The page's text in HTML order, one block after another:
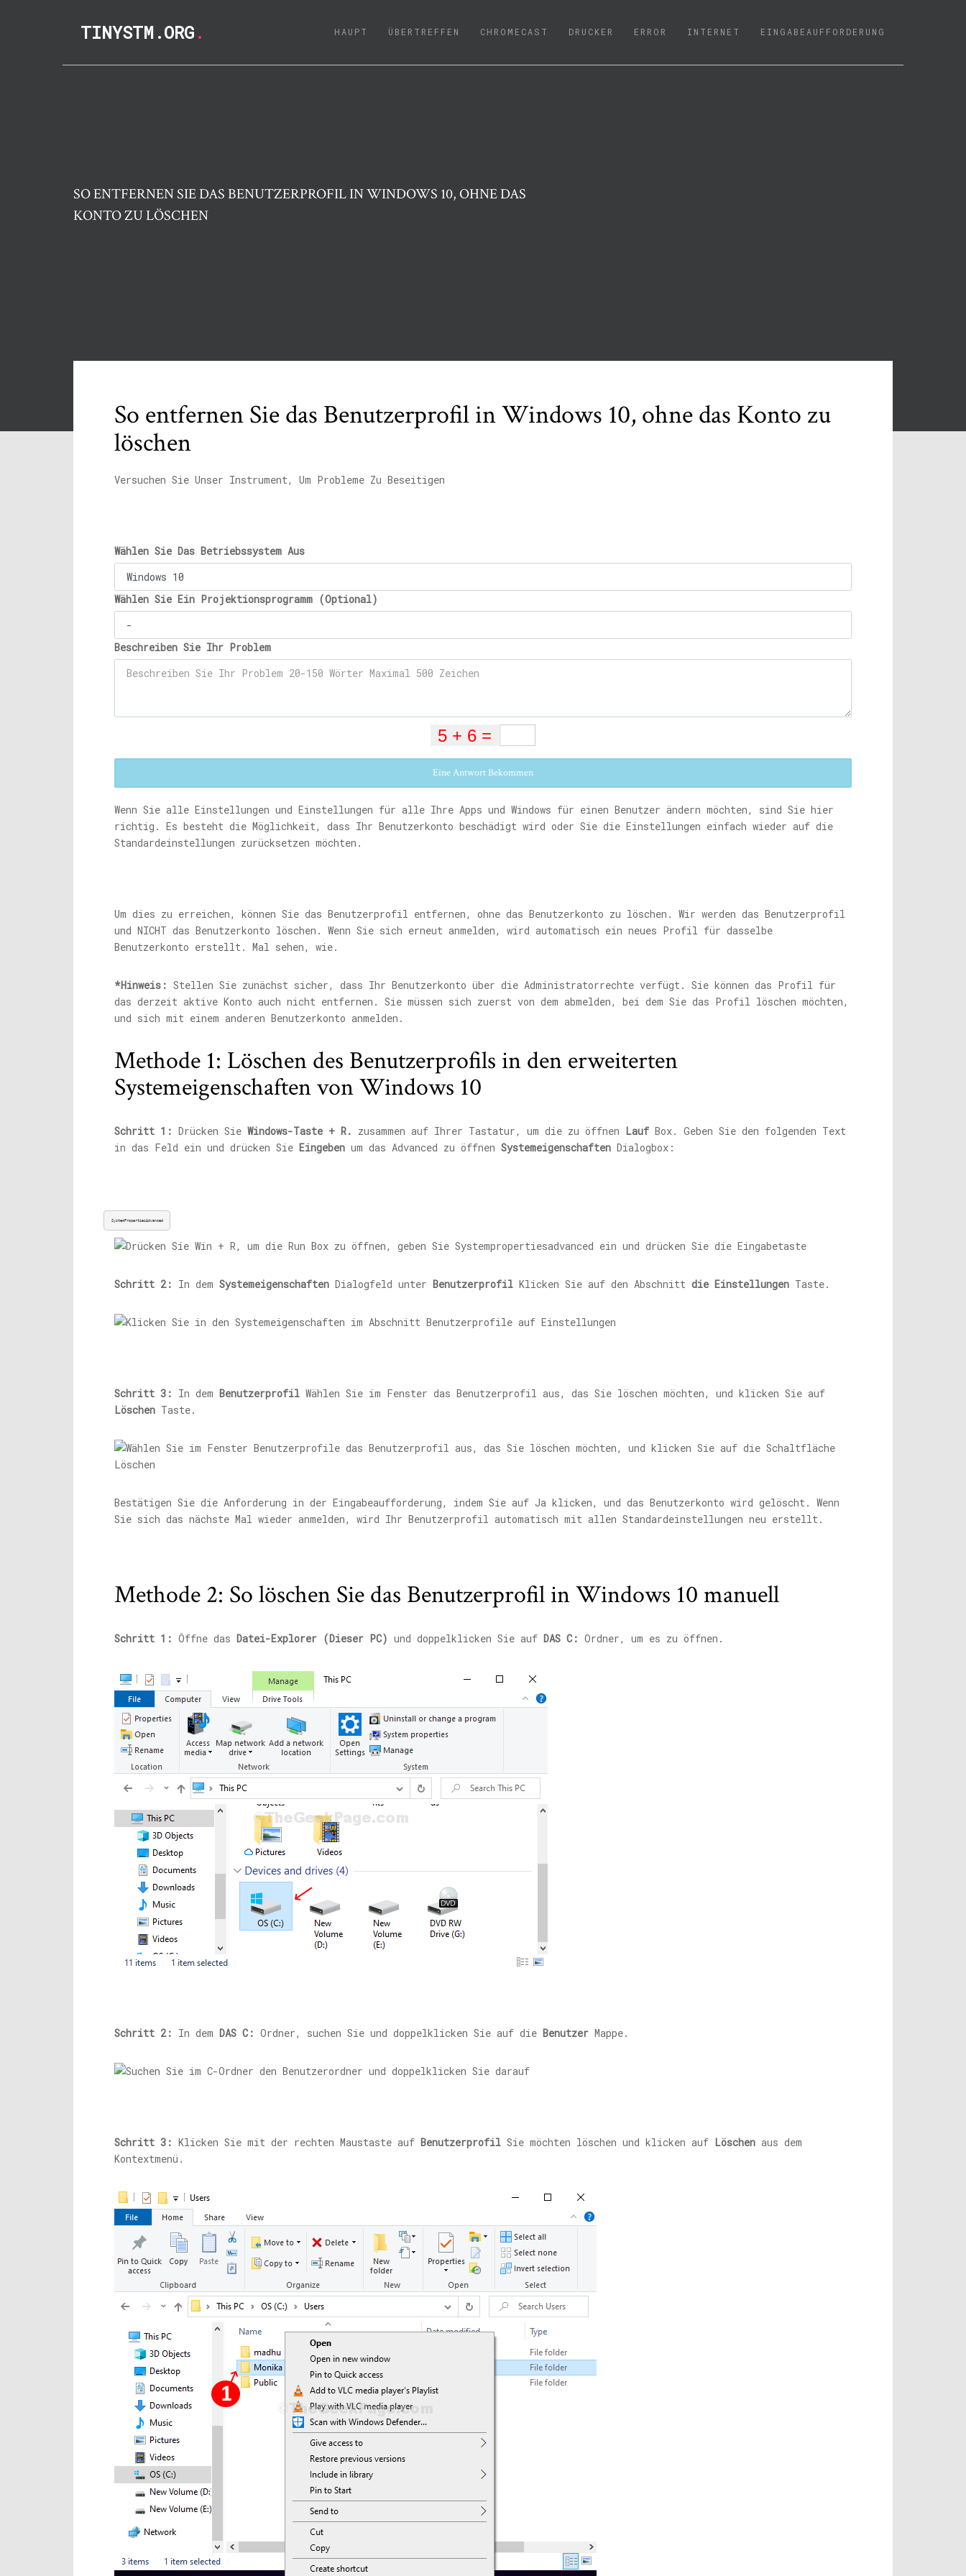
TINYSTM.ORG. HAUPT (CURRENT)
ÜBERTREFFEN CHROMECAST DRUCKER ERROR INTERNET EINGABEAUFFORDERUNG
SO ENTFERNEN SIE DAS BENUTZERPROFIL IN WINDOWS 10, OHNE DAS
KONTO ZU LÖSCHEN
So entfernen Sie das Benutzerprofil in Windows 10, ohne das Konto zu
löschen
Versuchen Sie Unser Instrument, Um Probleme Zu Beseitigen
Wählen Sie Das Betriebssystem Aus
Wählen Sie Ein Projektionsprogramm (Optional)
Beschreiben Sie Ihr Problem
Eine Antwort Bekommen
Wenn Sie alle Einstellungen und Einstellungen für alle Ihre Apps und Windows für einen Benutzer ändern möchten, sind Sie hier
richtig. Es besteht die Möglichkeit, dass Ihr Benutzerkonto beschädigt wird oder Sie die Einstellungen einfach wieder auf die
Standardeinstellungen zurücksetzen möchten.
Um dies zu erreichen, können Sie das Benutzerprofil entfernen, ohne das Benutzerkonto zu löschen. Wir werden das Benutzerprofil
und NICHT das Benutzerkonto löschen. Wenn Sie sich erneut anmelden, wird automatisch ein neues Profil für dasselbe
Benutzerkonto erstellt. Mal sehen, wie.
*Hinweis: Stellen Sie zunächst sicher, dass Ihr Benutzerkonto über die Administratorrechte verfügt. Sie können das Profil für
das derzeit aktive Konto auch nicht entfernen. Sie müssen sich zuerst von dem abmelden, bei dem Sie das Profil löschen möchten,
und sich mit einem anderen Benutzerkonto anmelden.
Methode 1: Löschen des Benutzerprofils in den erweiterten
Systemeigenschaften von Windows 10
Schritt 1: Drücken Sie Windows-Taste + R. zusammen auf Ihrer Tastatur, um die zu öffnen Lauf Box. Geben Sie den folgenden Text
in das Feld ein und drücken Sie Eingeben um das Advanced zu öffnen Systemeigenschaften Dialogbox:
SystemPropertiesAdvanced
Schritt 2: In dem Systemeigenschaften Dialogfeld unter Benutzerprofil Klicken Sie auf den Abschnitt die Einstellungen Taste.
Schritt 3: In dem Benutzerprofil Wählen Sie im Fenster das Benutzerprofil aus, das Sie löschen möchten, und klicken Sie auf
Löschen Taste.
Bestätigen Sie die Anforderung in der Eingabeaufforderung, indem Sie auf Ja klicken, und das Benutzerkonto wird gelöscht. Wenn
Sie sich das nächste Mal wieder anmelden, wird Ihr Benutzerprofil automatisch mit allen Standardeinstellungen neu erstellt.
Methode 2: So löschen Sie das Benutzerprofil in Windows 10 manuell
Schritt 1: Öffne das Datei-Explorer (Dieser PC) und doppelklicken Sie auf DAS C: Ordner, um es zu öffnen.
Schritt 2: In dem DAS C: Ordner, suchen Sie und doppelklicken Sie auf die Benutzer Mappe.
Schritt 3: Klicken Sie mit der rechten Maustaste auf Benutzerprofil Sie möchten löschen und klicken auf Löschen aus dem
Kontextmenü.